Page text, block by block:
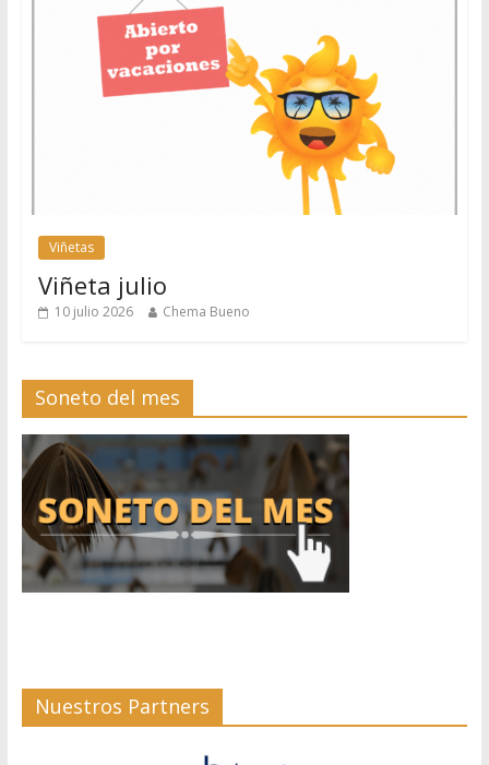
Viñetas
Viñeta julio
10 julio 2026 Chema Bueno
Soneto del mes
Nuestros Partners